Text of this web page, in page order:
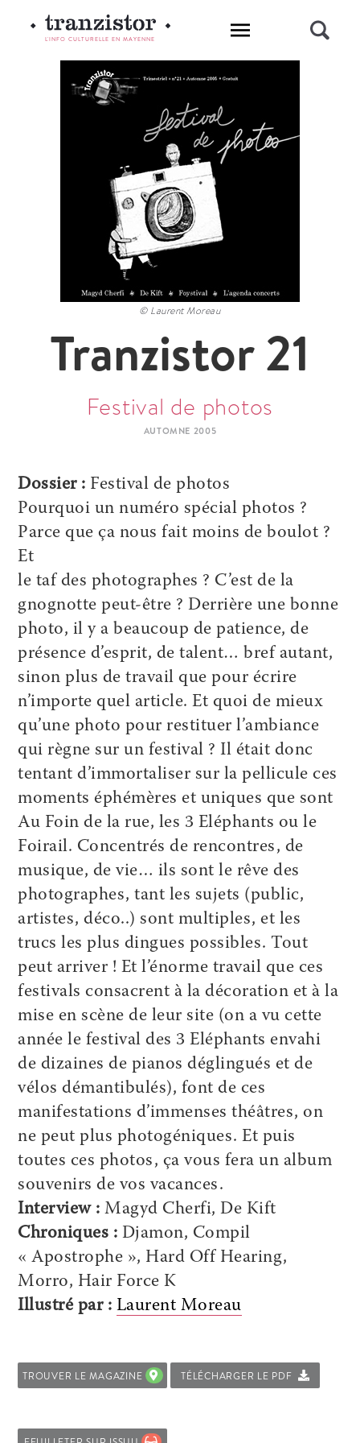
L'INFO CULTURELLE EN MAYENNE
© Laurent Moreau
Tranzistor 21
Festival de photos
AUTOMNE 2005
Dossier : Festival de photos
Pourquoi un numéro spécial photos ?
Parce que ça nous fait moins de boulot ?
Et
le taf des photographes ? C’est de la
gnognotte peut-être ? Derrière une bonne
photo, il y a beaucoup de patience, de
présence d’esprit, de talent… bref autant,
sinon plus de travail que pour écrire
n’importe quel article. Et quoi de mieux
qu’une photo pour restituer l’ambiance
qui règne sur un festival ? Il était donc
tentant d’immortaliser sur la pellicule ces
moments éphémères et uniques que sont
Au Foin de la rue, les 3 Eléphants ou le
Foirail. Concentrés de rencontres, de
musique, de vie… ils sont le rêve des
photographes, tant les sujets (public,
artistes, déco..) sont multiples, et les
trucs les plus dingues possibles. Tout
peut arriver ! Et l’énorme travail que ces
festivals consacrent à la décoration et à la
mise en scène de leur site (on a vu cette
année le festival des 3 Eléphants envahi
de dizaines de pianos déglingués et de
vélos démantibulés), font de ces
manifestations d’immenses théâtres, on
ne peut plus photogéniques. Et puis
toutes ces photos, ça vous fera un album
souvenirs de vos vacances.
Interview : Magyd Cherfi, De Kift
Chroniques : Djamon, Compil
« Apostrophe », Hard Off Hearing,
Morro, Hair Force K
Illustré par : Laurent Moreau
TROUVER LE MAGAZINE TÉLÉCHARGER LE PDF